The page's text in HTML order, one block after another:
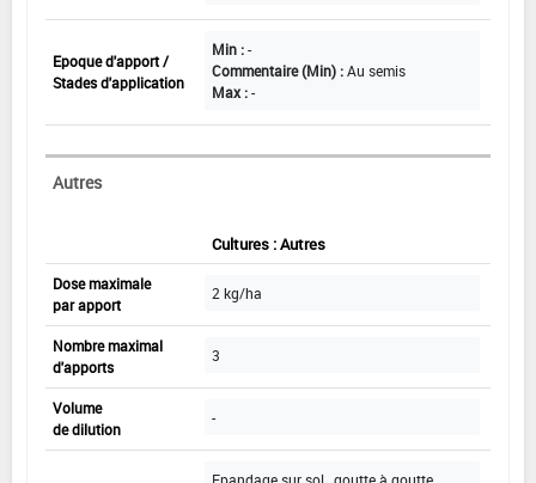
Epoque d'apport /
Stades d'application
Min :-
Commentaire (Min) :Au semis
Max :-
Autres
Cultures : Autres
Dose maximale
par apport
2 kg/ha
Nombre maximal
d'apports
3
Volume
de dilution
-